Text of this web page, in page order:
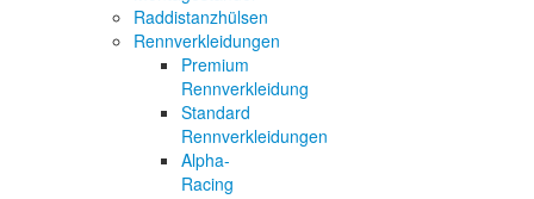
Raddistanzhülsen
Rennverkleidungen
Premium
Rennverkleidung
Standard
Rennverkleidungen
Alpha-
Racing